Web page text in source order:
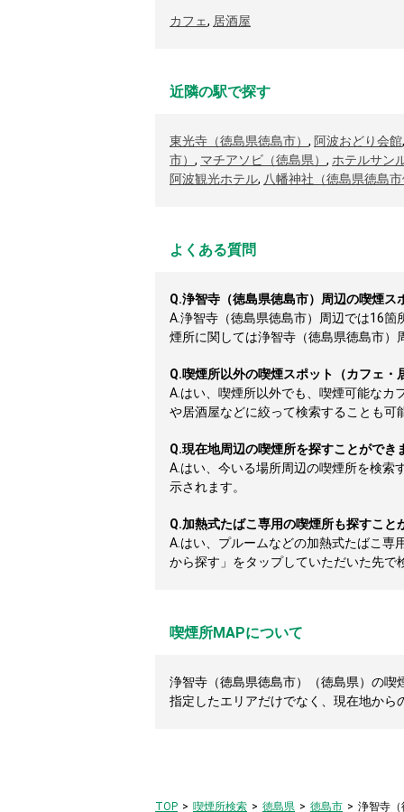
カフェ, 居酒屋
近隣の駅で探す
東光寺（徳島県徳島市） , 阿波おどり会館
市） , マチアソビ（徳島県） , ホテルサン
阿波観光ホテル, 八幡神社（徳島県徳島
よくある質問
Q.浄智寺（徳島県徳島市）周辺の喫煙ス
A.浄智寺（徳島県徳島市）周辺では16箇
煙所に関しては浄智寺（徳島県徳島市
Q.喫煙所以外の喫煙スポット（カフェ
A. はい、喫煙所以外でも、喫煙可能なカ
や居酒屋などに絞って検索することも可
Q.現在地周辺の喫煙所を探すことができ
A. はい、今いる場所周辺の喫煙所を検索
示されます。
Q.加熱式たばこ専用の喫煙所も探すこと
A. はい、プルームなどの加熱式たばこ専
から探す」をタップしていただいた先で
喫煙所MAPについて
浄智寺（徳島県徳島市）（徳島県）の喫
指定したエリアだけでなく、現在地か
TOP 喫煙所検索 徳島県 徳島市 浄智寺（